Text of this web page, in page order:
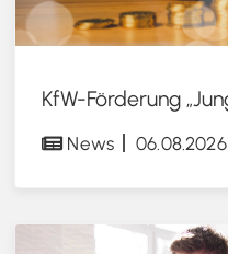
News 06.08.2026